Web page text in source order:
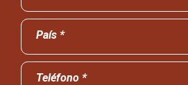
País *
Teléfono *